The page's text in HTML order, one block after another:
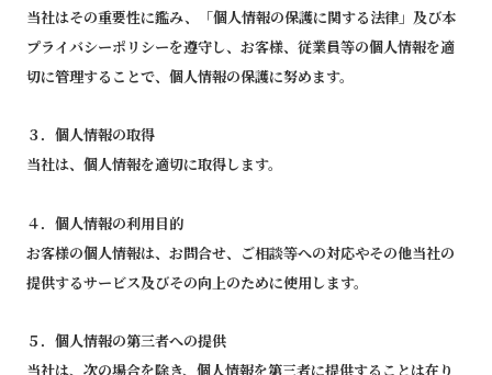
当社はその重要性に鑑み、「個人情報の保護に関する法律」及び本
プライバシーポリシーを遵守し、お客様、従業員等の個人情報を適
切に管理することで、個人情報の保護に努めます。
３．個人情報の取得
当社は、個人情報を適切に取得します。
４．個人情報の利用目的
お客様の個人情報は、お問合せ、ご相談等への対応やその他当社の
提供するサービス及びその向上のために使用します。
５．個人情報の第三者への提供
当社は、次の場合を除き、個人情報を第三者に提供することは在り